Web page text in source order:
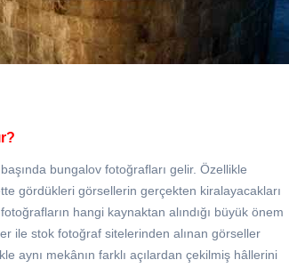
bungalov fotoğrafları gelir. Özellikle
gördükleri görsellerin gerçekten kiralayacakları
hangi kaynaktan alındığı büyük önem
ile stok fotoğraf sitelerinden alınan görseller
aynı mekânın farklı açılardan çekilmiş hâllerini